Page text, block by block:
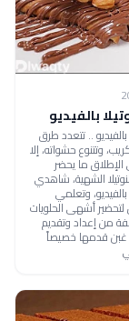
بالفيديو
بالفيديو .. تتعدد طرق
وتتنوع حشواته، إلا
الإطلاق ما يحضر
الشهية، شاهدي
بالفيديو، وتعلمي
أشهى الحلويات
من إعداد وتقديم
غبن قدمها خصيصاً